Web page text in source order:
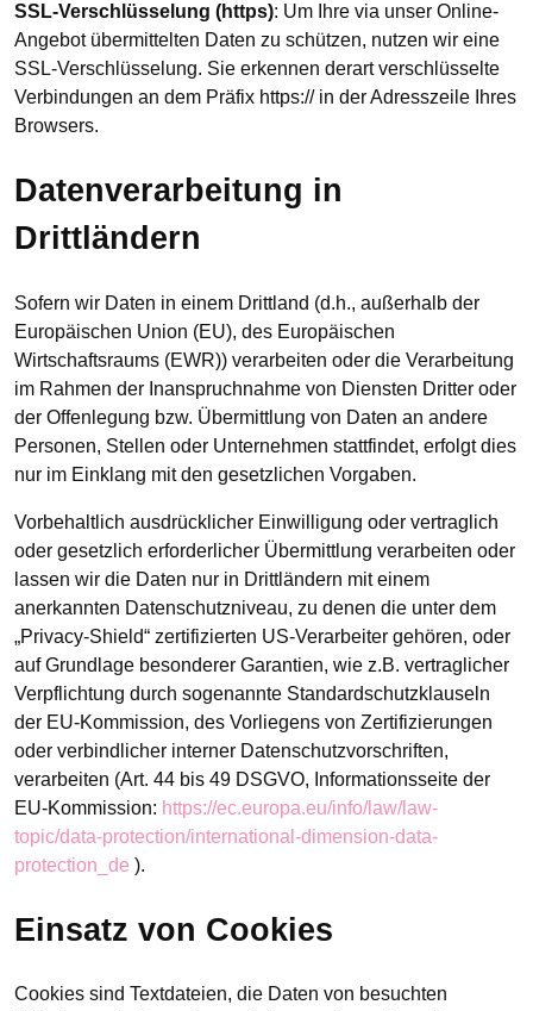
SSL-Verschlüsselung (https): Um Ihre via unser Online-
Angebot übermittelten Daten zu schützen, nutzen wir eine
SSL-Verschlüsselung. Sie erkennen derart verschlüsselte
Verbindungen an dem Präfix https:// in der Adresszeile Ihres
Browsers.
Datenverarbeitung in
Drittländern
Sofern wir Daten in einem Drittland (d.h., außerhalb der
Europäischen Union (EU), des Europäischen
Wirtschaftsraums (EWR)) verarbeiten oder die Verarbeitung
im Rahmen der Inanspruchnahme von Diensten Dritter oder
der Offenlegung bzw. Übermittlung von Daten an andere
Personen, Stellen oder Unternehmen stattfindet, erfolgt dies
nur im Einklang mit den gesetzlichen Vorgaben.
Vorbehaltlich ausdrücklicher Einwilligung oder vertraglich
oder gesetzlich erforderlicher Übermittlung verarbeiten oder
lassen wir die Daten nur in Drittländern mit einem
anerkannten Datenschutzniveau, zu denen die unter dem
„Privacy-Shield“ zertifizierten US-Verarbeiter gehören, oder
auf Grundlage besonderer Garantien, wie z.B. vertraglicher
Verpflichtung durch sogenannte Standardschutzklauseln
der EU-Kommission, des Vorliegens von Zertifizierungen
oder verbindlicher interner Datenschutzvorschriften,
verarbeiten (Art. 44 bis 49 DSGVO, Informationsseite der
EU-Kommission: https://ec.europa.eu/info/law/law-
topic/data-protection/international-dimension-data-
protection_de ).
Einsatz von Cookies
Cookies sind Textdateien, die Daten von besuchten